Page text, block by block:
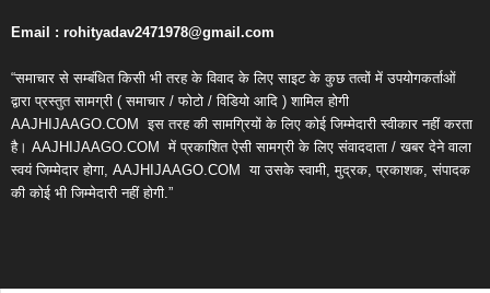
Email : rohityadav2471978@gmail.com
“समाचार से सम्बंधित किसी भी तरह के विवाद के लिए साइट के कुछ तत्वों में उपयोगकर्ताओं
द्वारा प्रस्तुत सामग्री ( समाचार / फोटो / विडियो आदि ) शामिल होगी
AAJHIJAAGO.COM इस तरह की सामग्रियों के लिए कोई जिम्मेदारी स्वीकार नहीं करता
है। AAJHIJAAGO.COM में प्रकाशित ऐसी सामग्री के लिए संवाददाता / खबर देने वाला
स्वयं जिम्मेदार होगा, AAJHIJAAGO.COM या उसके स्वामी, मुद्रक, प्रकाशक, संपादक
की कोई भी जिम्मेदारी नहीं होगी.”